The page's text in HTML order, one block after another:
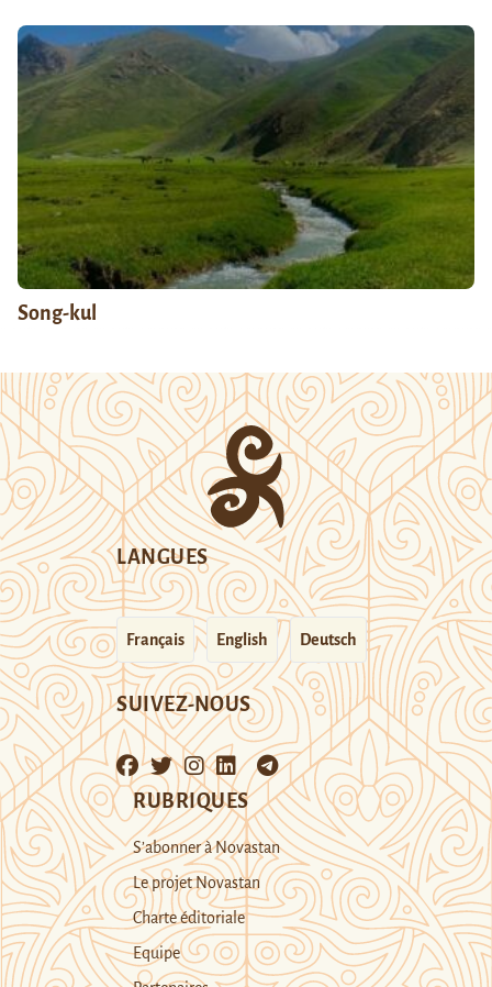
Song-kul
LANGUES
Français English Deutsch
SUIVEZ-NOUS
RUBRIQUES
S’abonner à Novastan
Le projet Novastan
Charte éditoriale
Equipe